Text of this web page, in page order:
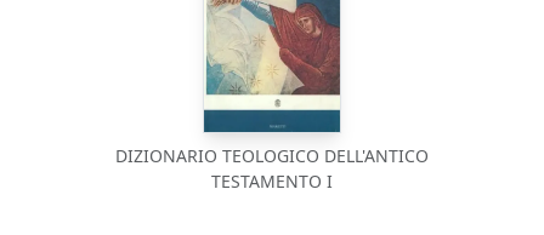
DIZIONARIO TEOLOGICO DELL'ANTICO
TESTAMENTO I